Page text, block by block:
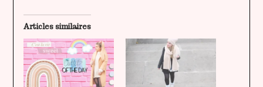
Articles similaires